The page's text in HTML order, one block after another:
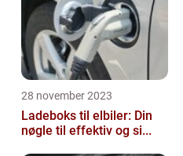
28 november 2023
Ladeboks til elbiler: Din
nøgle til effektiv og si...